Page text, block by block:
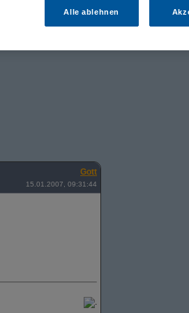
Gott
15.01.2007, 09:31:44
Alle ablehnen